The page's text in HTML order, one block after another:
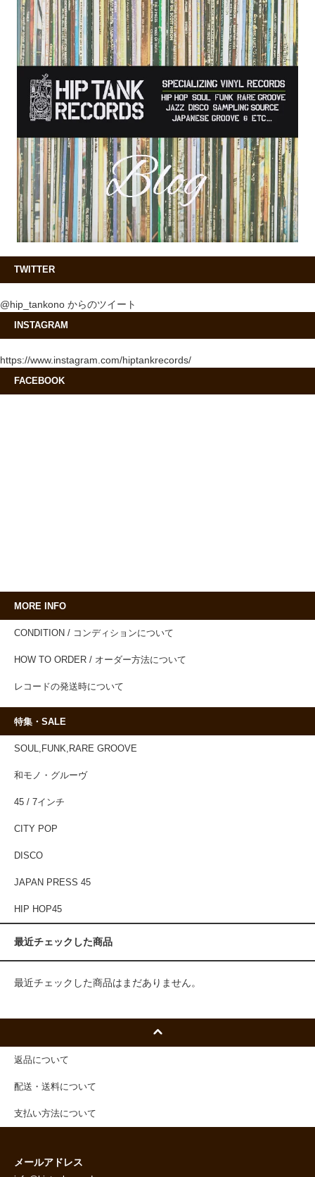
TWITTER
@hip_tankono からのツイート
INSTAGRAM
https://www.instagram.com/hiptankrecords/
FACEBOOK
MORE INFO
CONDITION / コンディションについて
HOW TO ORDER / オーダー方法について
レコードの発送時について
特集・SALE
SOUL,FUNK,RARE GROOVE
和モノ・グルーヴ
45 / 7インチ
CITY POP
DISCO
JAPAN PRESS 45
HIP HOP45
最近チェックした商品
最近チェックした商品はまだありません。
返品について
配送・送料について
支払い方法について
メールアドレス